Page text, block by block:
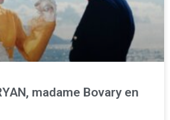
madame Bovary en